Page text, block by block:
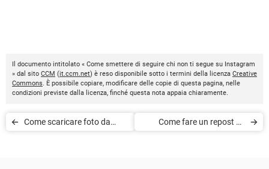
Il documento intitolato « Come smettere di seguire chi non ti segue su Instagram
» dal sito CCM (it.ccm.net) è reso disponibile sotto i termini della licenza Creative
Commons. È possibile copiare, modificare delle copie di questa pagina, nelle
condizioni previste dalla licenza, finché questa nota appaia chiaramente.
Come scaricare foto da
Come fare un repost su